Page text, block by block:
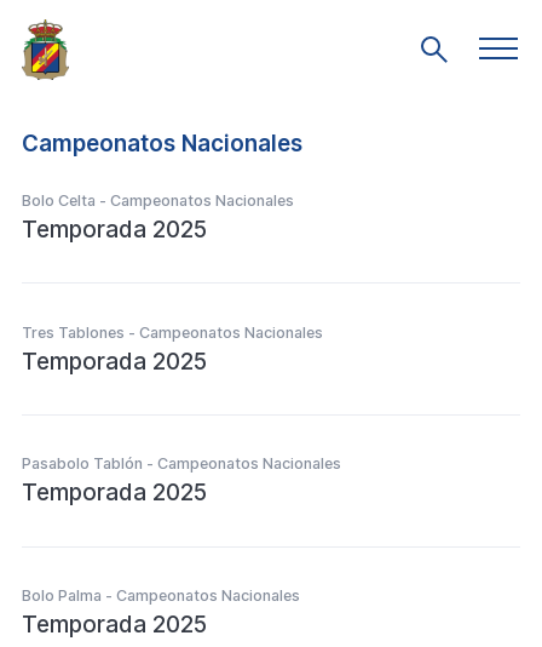
Saltar
al
contenido
Mostrar
Campeonatos Nacionales
Bolo Celta - Campeonatos Nacionales
Temporada 2025
Tres Tablones - Campeonatos Nacionales
Temporada 2025
Pasabolo Tablón - Campeonatos Nacionales
Temporada 2025
Bolo Palma - Campeonatos Nacionales
Temporada 2025